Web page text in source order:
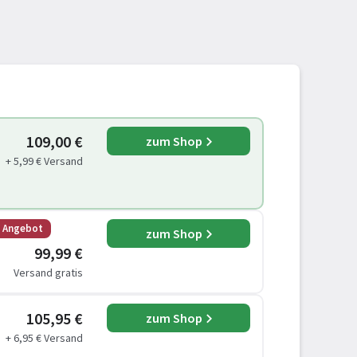
109,00 €
+ 5,99 € Versand
zum Shop
99,99 €
Versand gratis
zum Shop
105,95 €
+ 6,95 € Versand
zum Shop